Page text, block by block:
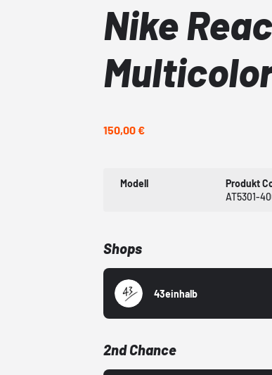
Nike
150,00 €
Modell
Produkt
AT5301-
Shops
43einhalb
2nd Chance